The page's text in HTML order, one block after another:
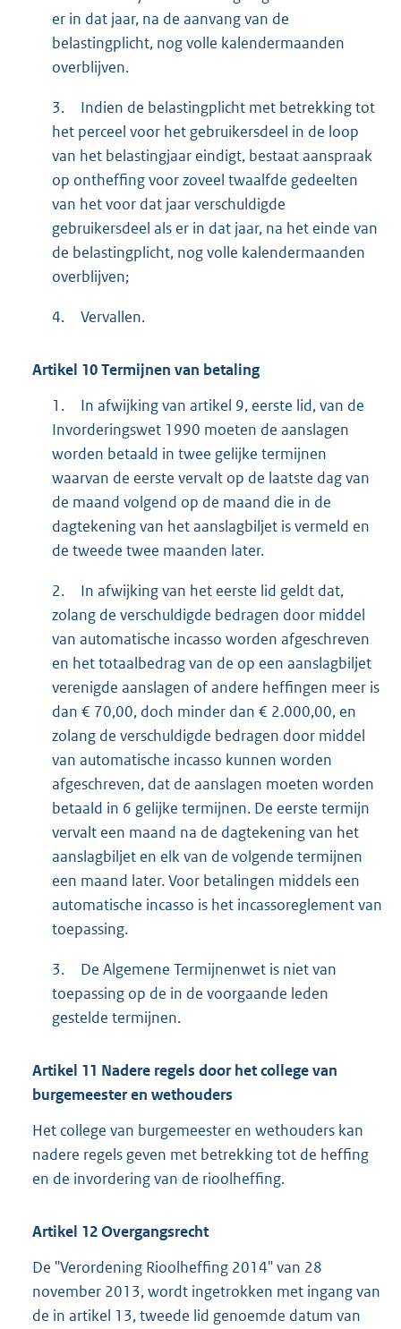
er in dat jaar, na de aanvang van de
belastingplicht, nog volle kalendermaanden
overblijven.
3.
Indien de belastingplicht met betrekking tot
het perceel voor het gebruikersdeel in de loop
van het belastingjaar eindigt, bestaat aanspraak
op ontheffing voor zoveel twaalfde gedeelten
van het voor dat jaar verschuldigde
gebruikersdeel als er in dat jaar, na het einde van
de belastingplicht, nog volle kalendermaanden
overblijven;
4. Vervallen.
Artikel 10Termijnen van betaling
1.
In afwijking van artikel 9, eerste lid, van de
Invorderingswet 1990 moeten de aanslagen
worden betaald in twee gelijke termijnen
waarvan de eerste vervalt op de laatste dag van
de maand volgend op de maand die in de
dagtekening van het aanslagbiljet is vermeld en
de tweede twee maanden later.
2.
In afwijking van het eerste lid geldt dat,
zolang de verschuldigde bedragen door middel
van automatische incasso worden afgeschreven
en het totaalbedrag van de op een aanslagbiljet
verenigde aanslagen of andere heffingen meer is
dan € 70,00, doch minder dan € 2.000,00, en
zolang de verschuldigde bedragen door middel
van automatische incasso kunnen worden
afgeschreven, dat de aanslagen moeten worden
betaald in 6 gelijke termijnen. De eerste termijn
vervalt een maand na de dagtekening van het
aanslagbiljet en elk van de volgende termijnen
een maand later. Voor betalingen middels een
automatische incasso is het incassoreglement van
toepassing.
3.
De Algemene Termijnenwet is niet van
toepassing op de in de voorgaande leden
gestelde termijnen.
Artikel 11 Nadere regels door het college van
burgemeester en wethouders
Het college van burgemeester en wethouders kan
nadere regels geven met betrekking tot de heffing
en de invordering van de rioolheffing.
Artikel 12Overgangsrecht
De "Verordening Rioolheffing 2014" van 28
november 2013, wordt ingetrokken met ingang van
de in artikel 13, tweede lid genoemde datum van